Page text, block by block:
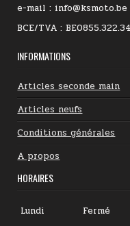
e-mail : info@ksmoto.be
BCE/TVA :
INFORMATIONS
Articles seconde main
Articles neufs
Conditions générales
A propos
HORAIRES
Lundi
Fermé